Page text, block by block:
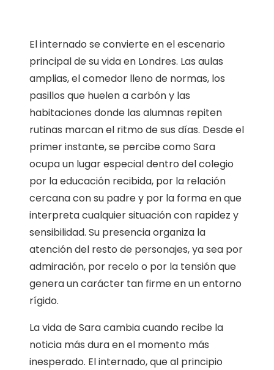
El internado se convierte en el escenario
principal de su vida en Londres. Las aulas
amplias, el comedor lleno de normas, los
pasillos que huelen a carbón y las
habitaciones donde las alumnas repiten
rutinas marcan el ritmo de sus días. Desde el
primer instante, se percibe como Sara
ocupa un lugar especial dentro del colegio
por la educación recibida, por la relación
cercana con su padre y por la forma en que
interpreta cualquier situación con rapidez y
sensibilidad. Su presencia organiza la
atención del resto de personajes, ya sea por
admiración, por recelo o por la tensión que
genera un carácter tan firme en un entorno
rígido.
La vida de Sara cambia cuando recibe la
noticia más dura en el momento más
inesperado. El internado, que al principio